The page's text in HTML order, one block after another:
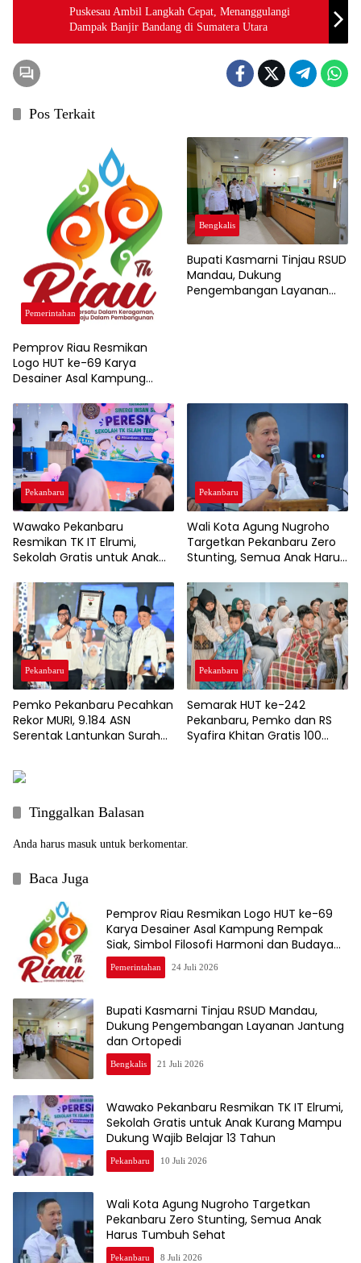
Puskesau Ambil Langkah Cepat, Menanggulangi
Dampak Banjir Bandang di Sumatera Utara
Pos Terkait
Pemerintahan
Pemprov Riau Resmikan
Logo HUT ke-69 Karya
Desainer Asal Kampung
Harmoni dan Budaya
Melayu
Bengkalis
Bupati Kasmarni Tinjau RSUD
Mandau, Dukung
Pengembangan Layanan
Pekanbaru
Wawako Pekanbaru
Resmikan TK IT Elrumi,
Sekolah Gratis untuk Anak
Wajib Belajar 13 Tahun
Pekanbaru
Wali Kota Agung Nugroho
Targetkan Pekanbaru Zero
Stunting, Semua Anak Harus
Pekanbaru
Pemko Pekanbaru Pecahkan
Rekor MURI, 9.184 ASN
Serentak Lantunkan Surah
Pekanbaru
Semarak HUT ke-242
Pekanbaru, Pemko dan RS
Syafira Khitan Gratis 100
Tinggalkan Balasan
Anda harus masuk untuk berkomentar.
Baca Juga
Pemprov Riau Resmikan Logo HUT ke-69
Karya Desainer Asal Kampung Rempak
Siak, Simbol Filosofi Harmoni dan Budaya
Melayu
Pemerintahan 24 Juli 2026
Bupati Kasmarni Tinjau RSUD Mandau,
Dukung Pengembangan Layanan Jantung
dan Ortopedi
Bengkalis 21 Juli 2026
Wawako Pekanbaru Resmikan TK IT Elrumi,
Sekolah Gratis untuk Anak Kurang Mampu
Dukung Wajib Belajar 13 Tahun
Pekanbaru 10 Juli 2026
Wali Kota Agung Nugroho Targetkan
Pekanbaru Zero Stunting, Semua Anak
Harus Tumbuh Sehat
Pekanbaru 8 Juli 2026